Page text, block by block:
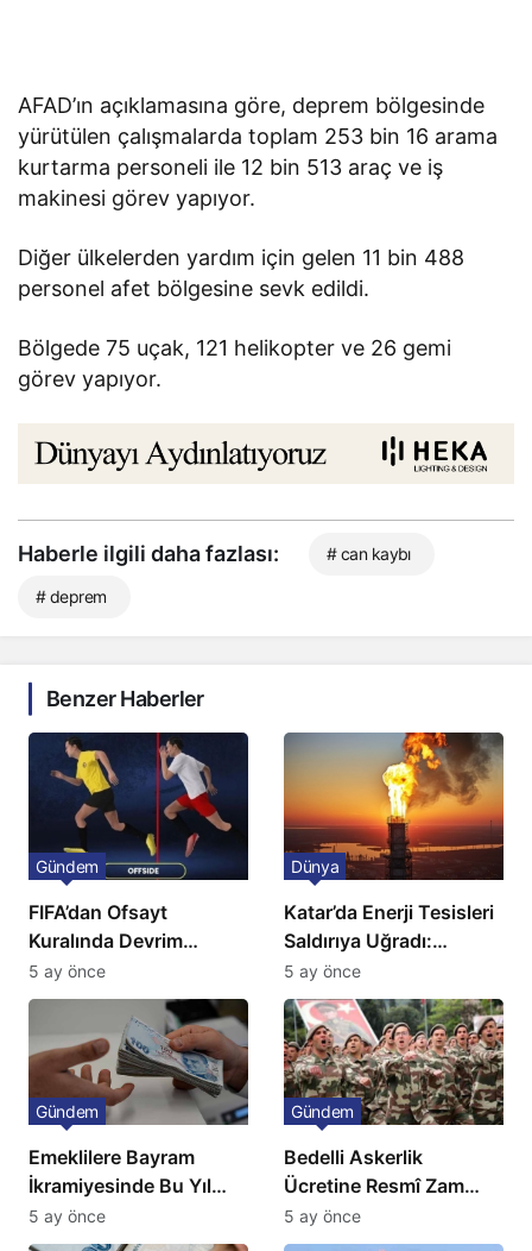
AFAD’ın açıklamasına göre, deprem bölgesinde
yürütülen çalışmalarda toplam 253 bin 16 arama
kurtarma personeli ile 12 bin 513 araç ve iş
makinesi görev yapıyor.
Diğer ülkelerden yardım için gelen 11 bin 488
personel afet bölgesine sevk edildi.
Bölgede 75 uçak, 121 helikopter ve 26 gemi
görev yapıyor.
Haberle ilgili daha fazlası: # can kaybı
# deprem
Benzer Haberler
FIFA’dan Ofsayt
Kuralında Devrim
Niteliğinde Onay
Gündem
5 ay önce
Katar’da Enerji Tesisleri
Saldırıya Uğradı:
Avrupa’da Doğalgaz
Fiyatlarında Sert Artış
Dünya
5 ay önce
Emeklilere Bayram
İkramiyesinde Bu Yıl
Artış Gelmeyecek
Gündem
5 ay önce
Bedelli Askerlik
Ücretine Resmî Zam
Geliyor
Gündem
5 ay önce